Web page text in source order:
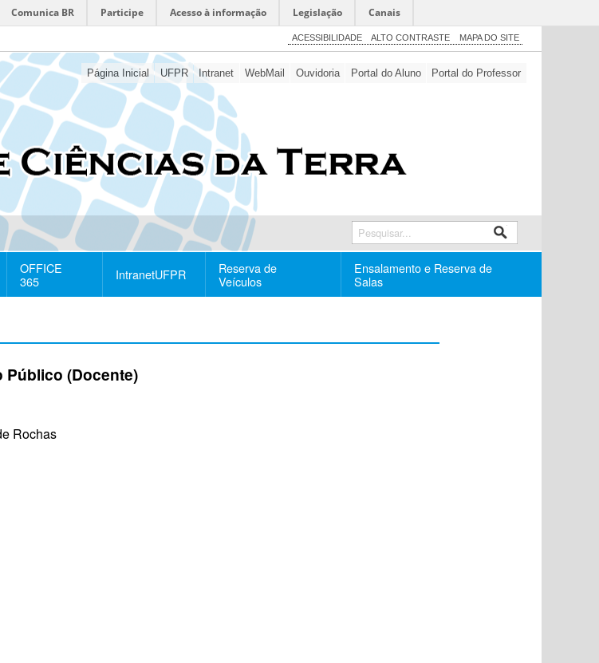
Comunica BR Participe Acesso à informação Legislação Canais
ACESSIBILIDADE ALTO CONTRASTE MAPA DO SITE
Página Inicial UFPR Intranet WebMail Ouvidoria Portal do Aluno Portal do Professor
OFFICE
365
IntranetUFPR
Reserva de
Veículos
Ensalamento e Reserva de
Salas
Público (Docente)
Rochas